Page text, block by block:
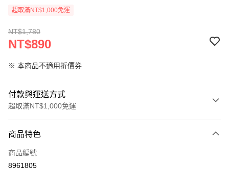
超取滿NT$1,000免運
NT$1,780
NT$890
※ 本商品不適用折價券
付款與運送方式
超取滿NT$1,000免運
信用卡一次付款
超商取貨付款
商品特色
商品編號
8961805